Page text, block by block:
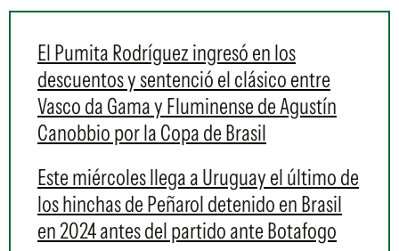
El Pumita Rodríguez ingresó en los
descuentos y sentenció el clásico entre
Vasco da Gama y Fluminense de Agustín
Canobbio por la Copa de Brasil
Este miércoles llega a Uruguay el último de
los hinchas de Peñarol detenido en Brasil
en 2024 antes del partido ante Botafogo